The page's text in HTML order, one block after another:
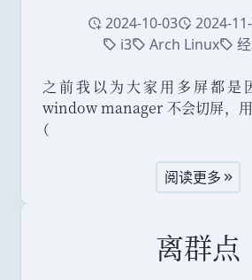
创建于
2024-10-03修改于
2024-
标签
i3标签Arch Linux标签
之前我以为大家用多屏都
window manager 不会切屏，
（
阅读更多
离群点